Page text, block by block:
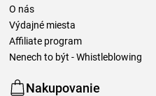
O nás
Výdajné miesta
Affiliate program
Nenech to být - Whistleblowing
Nakupovanie